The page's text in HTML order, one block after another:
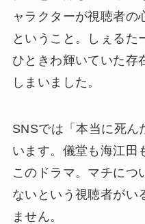
ャラクターが視聴者の
ということ。しぇるた
ひときわ輝いていた存
しまいました。
SNSでは「本当に死ん
います。儀堂も海江田
このドラマ。マチにつ
ないという視聴者がい
ません。